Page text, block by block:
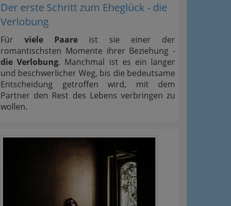
Der erste Schritt zum Eheglück - die
Verlobung
Für viele Paare ist sie einer der
romantischsten Momente ihrer Beziehung -
die Verlobung. Manchmal ist es ein langer
und beschwerlicher Weg, bis die bedeutsame
Entscheidung getroffen wird, mit dem
Partner den Rest des Lebens verbringen zu
wollen.